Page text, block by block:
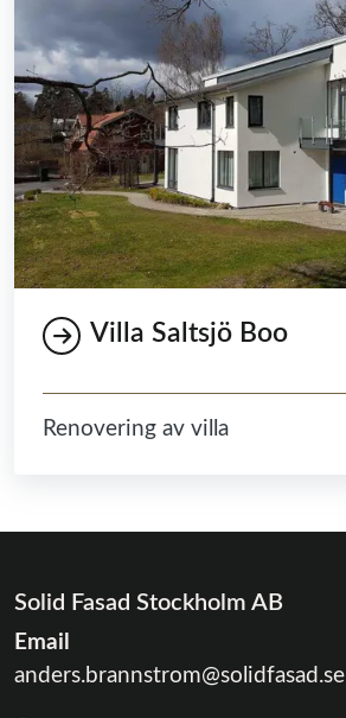
Villa Saltsjö Boo
Renovering av villa
Solid Fasad Stockholm AB
Email
anders.brannstrom@solidfasad.se